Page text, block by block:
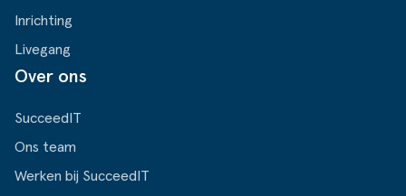
Inrichting
Livegang
Over ons
SucceedIT
Ons team
Werken bij SucceedIT